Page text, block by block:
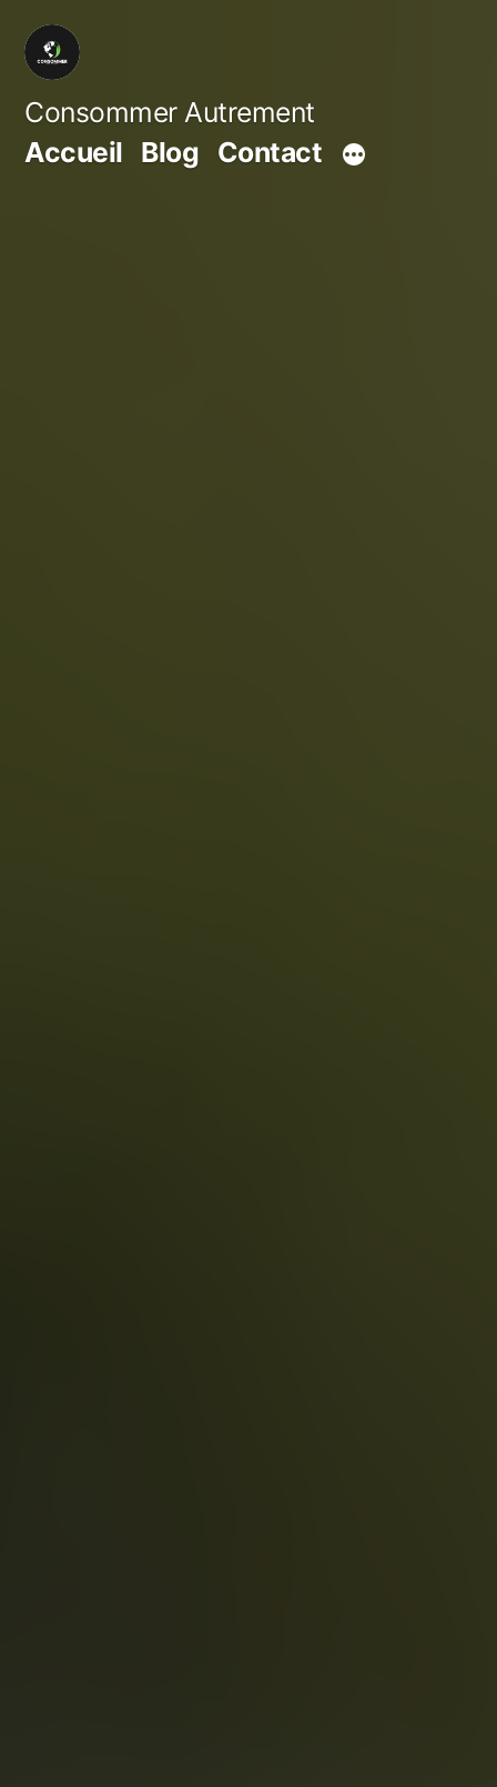
Aller
contenu
Consommer Autrement
Accueil Blog Contact